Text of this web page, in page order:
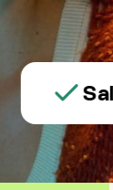
Salute